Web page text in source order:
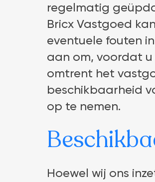
regelmatig
Bricx Vastgoed
eventuele fouten
aan om, voordat u
omtrent het
beschikbaarheid
op te nemen.
Hoewel wij ons